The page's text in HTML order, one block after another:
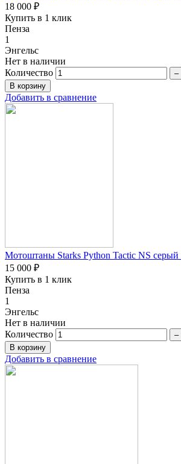
18 000 ₽
Купить в 1 клик
Пенза
1
Энгельс
Нет в наличии
Количество
–
Добавить в сравнение
Мотоштаны Starks Python Tactic NS серый
15 000 ₽
Купить в 1 клик
Пенза
1
Энгельс
Нет в наличии
Количество
–
Добавить в сравнение